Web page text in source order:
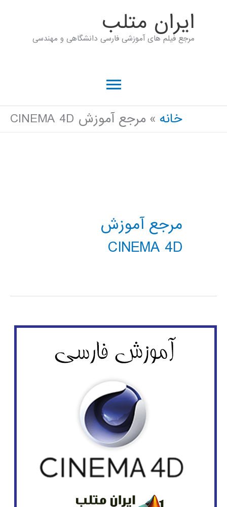
ايران متلب
مرجع فیلم های آموزشی فارسی دانشگاهی و مهندسی
فهرست
اصلی
خانه مرجع آموزش CINEMA 4D
مرجع آموزش
CINEMA 4D